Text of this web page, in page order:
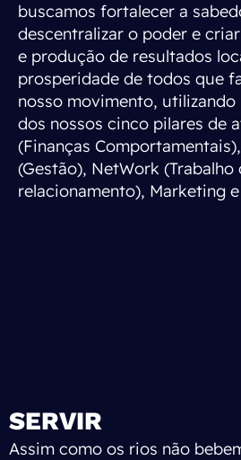
buscamos fortalecer a
descentralizar o poder e
e produção de resultados
prosperidade de todos que
nosso movimento,
dos nossos cinco pilares de
(Finanças
(Gestão), NetWork (Trabalho
relacionamento), Marketing e
SERVIR
Assim como os rios não